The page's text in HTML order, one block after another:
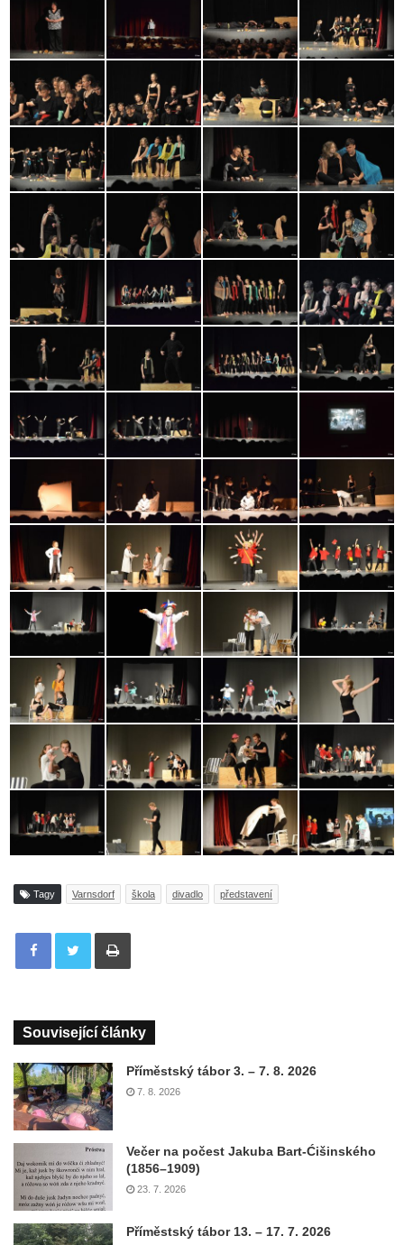
Tagy Varnsdorf škola divadlo představení
Tisknout
Související články
Příměstský tábor 3. – 7. 8. 2026
7. 8. 2026
Večer na počest Jakuba Bart-Ćišinského
(1856–1909)
23. 7. 2026
Příměstský tábor 13. – 17. 7. 2026